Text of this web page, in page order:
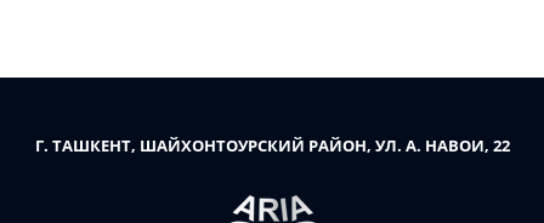
Г. ТАШКЕНТ, ШАЙХОНТОУРСКИЙ РАЙОН, УЛ. А. НАВОИ, 22